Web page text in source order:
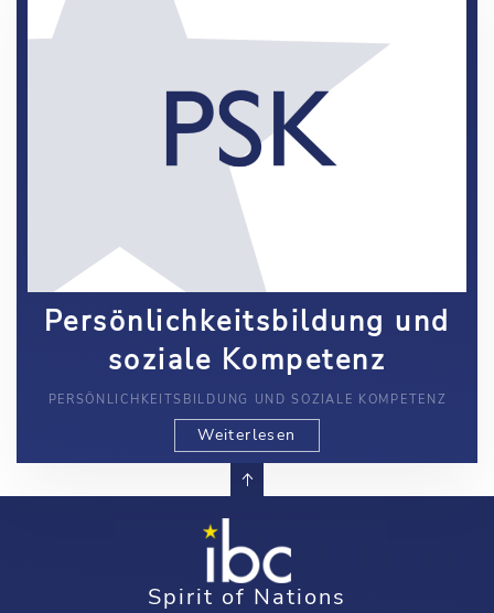
Persönlichkeitsbildung und
soziale Kompetenz
PERSÖNLICHKEITSBILDUNG UND SOZIALE KOMPETENZ
Weiterlesen
Spirit of Nations